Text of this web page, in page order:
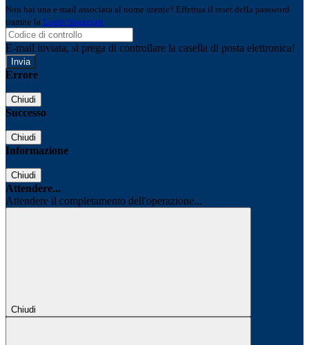
Non hai una e-mail associata al nome utente? Effettua il reset della password
tramite la Login Spaggiari
E-mail inviata, si prega di controllare la casella di posta elettronica!
Errore
Chiudi
Successo
Chiudi
Informazione
Chiudi
Attendere...
Attendere il completamento dell'operazione...
Chiudi